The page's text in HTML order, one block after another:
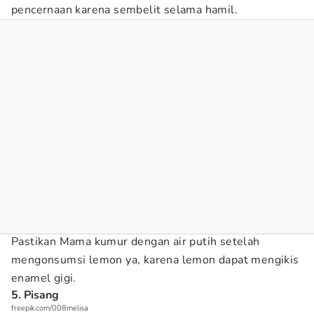
pencernaan karena sembelit selama hamil.
Pastikan Mama kumur dengan air putih setelah
mengonsumsi lemon ya, karena lemon dapat mengikis
enamel gigi.
5. Pisang
freepik.com/008melisa